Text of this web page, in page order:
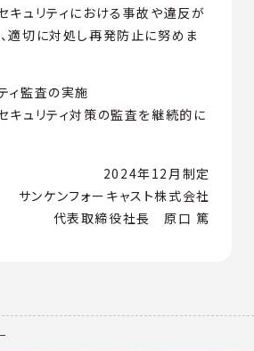
キュリティにおける事故や違反が
適切に対処し再発防止に努めま
ィ監査の実施
キュリティ対策の監査を継続的に
2024年12月制定
サンケンフォーキャスト株式会社
代表取締役社長 原口 篤